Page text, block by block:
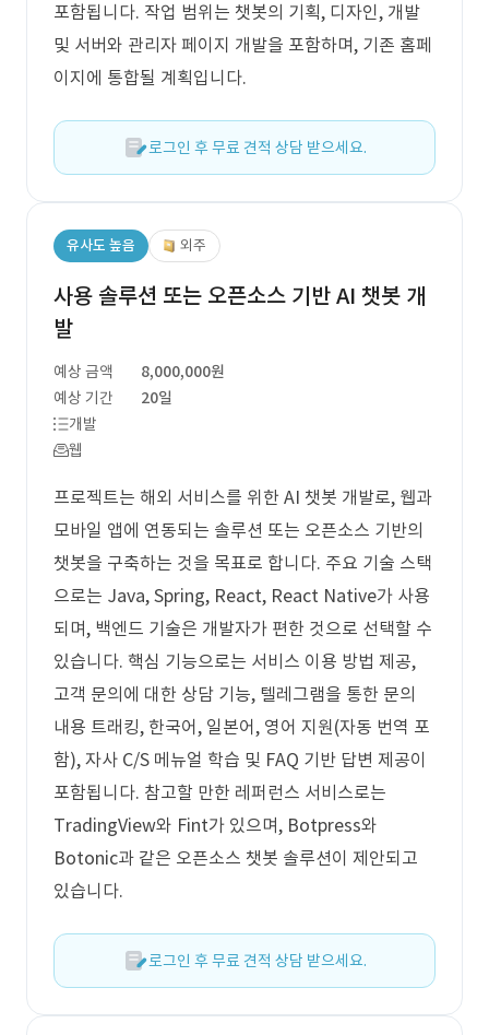
포함됩니다. 작업 범위는 챗봇의 기획, 디자인, 개발
및 서버와 관리자 페이지 개발을 포함하며, 기존 홈페
이지에 통합될 계획입니다.
로그인 후 무료 견적 상담 받으세요.
유사도 높음 외주
사용 솔루션 또는 오픈소스 기반 AI 챗봇 개
발
예상 금액
8,000,000원
예상 기간
20일
개발
웹
프로젝트는 해외 서비스를 위한 AI 챗봇 개발로, 웹과
모바일 앱에 연동되는 솔루션 또는 오픈소스 기반의
챗봇을 구축하는 것을 목표로 합니다. 주요 기술 스택
으로는 Java, Spring, React, React Native가 사용
되며, 백엔드 기술은 개발자가 편한 것으로 선택할 수
있습니다. 핵심 기능으로는 서비스 이용 방법 제공,
고객 문의에 대한 상담 기능, 텔레그램을 통한 문의
내용 트래킹, 한국어, 일본어, 영어 지원(자동 번역 포
함), 자사 C/S 메뉴얼 학습 및 FAQ 기반 답변 제공이
포함됩니다. 참고할 만한 레퍼런스 서비스로는
TradingView와 Fint가 있으며, Botpress와
Botonic과 같은 오픈소스 챗봇 솔루션이 제안되고
있습니다.
로그인 후 무료 견적 상담 받으세요.